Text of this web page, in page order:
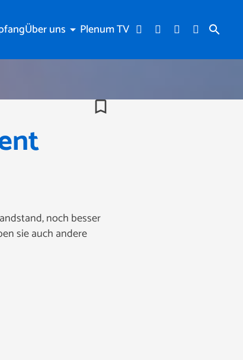
search
Über uns arrow_drop_down Plenum TV
bookmark_border
noch besser
sie auch andere